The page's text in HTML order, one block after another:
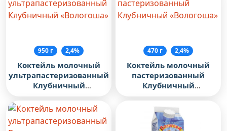
950 г 2,4%
Коктейль молочный
ультрапастеризованный
Клубничный
470 г 2,4%
Коктейль молочный
пастеризованный
Клубничный